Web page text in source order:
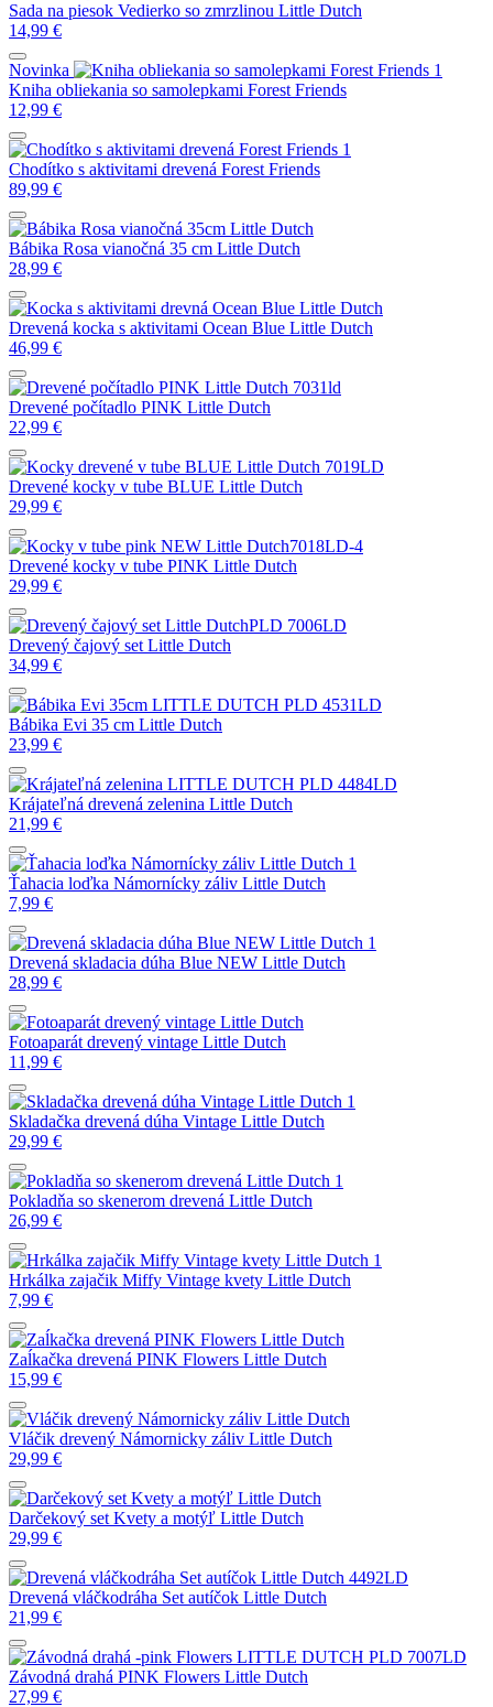
Sada na piesok Vedierko so zmrzlinou Little Dutch
14,99 €
Novinka
Kniha obliekania so samolepkami Forest Friends
12,99 €
Chodítko s aktivitami drevená Forest Friends
89,99 €
Bábika Rosa vianočná 35 cm Little Dutch
28,99 €
Drevená kocka s aktivitami Ocean Blue Little Dutch
46,99 €
Drevené počítadlo PINK Little Dutch
22,99 €
Drevené kocky v tube BLUE Little Dutch
29,99 €
Drevené kocky v tube PINK Little Dutch
29,99 €
Drevený čajový set Little Dutch
34,99 €
Bábika Evi 35 cm Little Dutch
23,99 €
Krájateľná drevená zelenina Little Dutch
21,99 €
Ťahacia loďka Námornícky záliv Little Dutch
7,99 €
Drevená skladacia dúha Blue NEW Little Dutch
28,99 €
Fotoaparát drevený vintage Little Dutch
11,99 €
Skladačka drevená dúha Vintage Little Dutch
29,99 €
Pokladňa so skenerom drevená Little Dutch
26,99 €
Hrkálka zajačik Miffy Vintage kvety Little Dutch
7,99 €
Zaĺkačka drevená PINK Flowers Little Dutch
15,99 €
Vláčik drevený Námornicky záliv Little Dutch
29,99 €
Darčekový set Kvety a motýľ Little Dutch
29,99 €
Drevená vláčkodráha Set autíčok Little Dutch
21,99 €
Závodná drahá PINK Flowers Little Dutch
27,99 €